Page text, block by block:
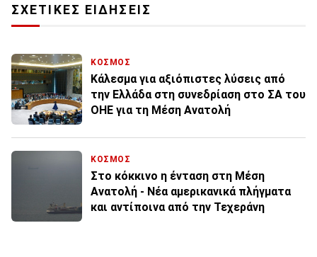
ΣΧΕΤΙΚΕΣ ΕΙΔΗΣΕΙΣ
ΚΟΣΜΟΣ
Κάλεσμα για αξιόπιστες λύσεις από
την Ελλάδα στη συνεδρίαση στο ΣΑ του
ΟΗΕ για τη Μέση Ανατολή
ΚΟΣΜΟΣ
Στο κόκκινο η ένταση στη Μέση
Ανατολή - Νέα αμερικανικά πλήγματα
και αντίποινα από την Τεχεράνη